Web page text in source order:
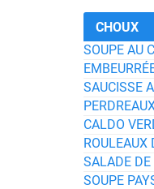
CHOUX
SOUPE AU
SAUCISSE
CALDO
ROULEAUX
SALADE
SOUPE